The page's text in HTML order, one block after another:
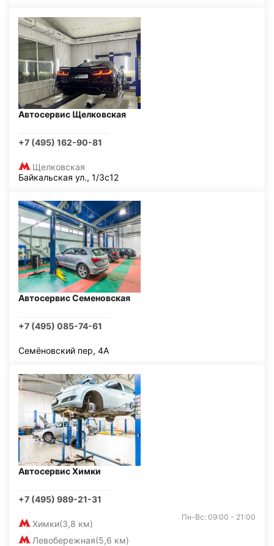
Автосервис Щелковская
+7 (495) 162-90-81
Щелковская
Байкальская ул., 1/3с12
Автосервис Семеновская
+7 (495) 085-74-61
Семёновский пер, 4А
Автосервис Химки
+7 (495) 989-21-31
Химки(3,8 км)
Левобережная(5,6 км)
Пн-Вс: 09:00 - 21:00